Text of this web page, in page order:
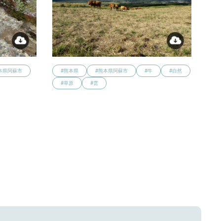
県阿蘇市 #熊本県 #熊本県阿蘇市 #牛
#自然
#草原
#雲